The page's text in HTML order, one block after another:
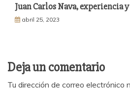
Juan Carlos Nava, experiencia
abril 25, 2023
Deja un comentario
Tu dirección de correo electrónico